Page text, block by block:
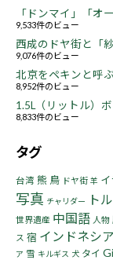
「ドンマイ」「オ
9,533件のビュー
西成のドヤ街と「
9,076件のビュー
北京をペキンと呼
8,952件のビュー
1.5L（リットル）
8,833件のビュー
タグ
台湾 熊 鳥 ドヤ街 羊 イ
写真 チャリダー ト
世界遺産 中国語 人物
ス 宿 インドネシア
ア 雪 キルギス 犬 タイ